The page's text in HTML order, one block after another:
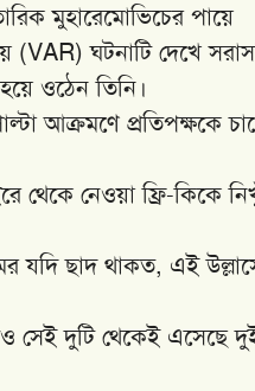
মুহারেমোভিচের পায়ে
(VAR) ঘটনাটি দেখে
ওঠেন তিনি।
আক্রমণে প্রতিপক্ষকে
থেকে নেওয়া ফ্রি-কিকে
যদি ছাদ থাকত, এই
সেই দুটি থেকেই এসেছে